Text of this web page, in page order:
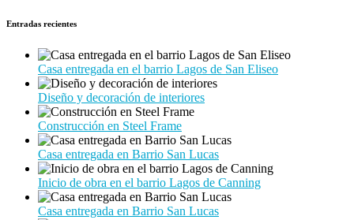
Entradas recientes
Casa entregada en el barrio Lagos de San Eliseo
Diseño y decoración de interiores
Construcción en Steel Frame
Casa entregada en Barrio San Lucas
Inicio de obra en el barrio Lagos de Canning
Casa entregada en Barrio San Lucas